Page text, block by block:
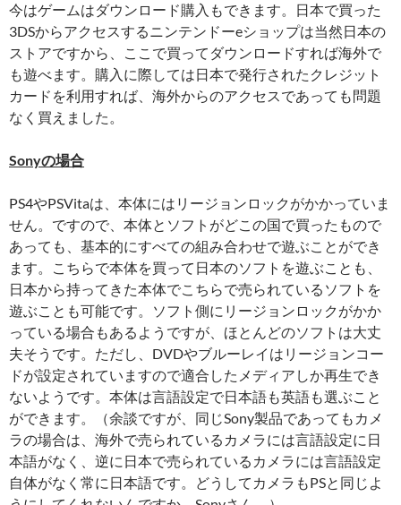
今はゲームはダウンロード購入もできます。日本で買った
3DSからアクセスするニンテンドーeショップは当然日本の
ストアですから、ここで買ってダウンロードすれば海外で
も遊べます。購入に際しては日本で発行されたクレジット
カードを利用すれば、海外からのアクセスであっても問題
なく買えました。
Sonyの場合
PS4やPSVitaは、本体にはリージョンロックがかかっていま
せん。ですので、本体とソフトがどこの国で買ったもので
あっても、基本的にすべての組み合わせで遊ぶことができ
ます。こちらで本体を買って日本のソフトを遊ぶことも、
日本から持ってきた本体でこちらで売られているソフトを
遊ぶことも可能です。ソフト側にリージョンロックがかか
っている場合もあるようですが、ほとんどのソフトは大丈
夫そうです。ただし、DVDやブルーレイはリージョンコー
ドが設定されていますので適合したメディアしか再生でき
ないようです。本体は言語設定で日本語も英語も選ぶこと
ができます。（余談ですが、同じSony製品であってもカメ
ラの場合は、海外で売られているカメラには言語設定に日
本語がなく、逆に日本で売られているカメラには言語設定
自体がなく常に日本語です。どうしてカメラもPSと同じよ